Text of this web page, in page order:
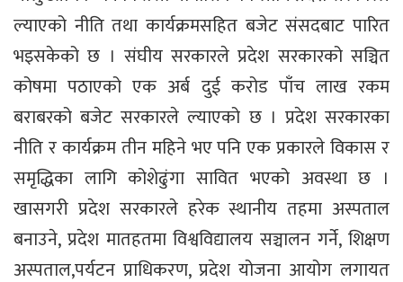
ल्याएको नीति तथा कार्यक्रमसहित बजेट संसदबाट पारित
भइसकेको छ । संघीय सरकारले प्रदेश सरकारको सञ्चित
कोषमा पठाएको एक अर्ब दुई करोड पाँच लाख रकम
बराबरको बजेट सरकारले ल्याएको छ । प्रदेश सरकारका
नीति र कार्यक्रम तीन महिने भए पनि एक प्रकारले विकास र
समृद्धिका लागि कोशेढुंगा सावित भएको अवस्था छ ।
खासगरी प्रदेश सरकारले हरेक स्थानीय तहमा अस्पताल
बनाउने, प्रदेश मातहतमा विश्वविद्यालय सञ्चालन गर्ने, शिक्षण
अस्पताल,पर्यटन प्राधिकरण, प्रदेश योजना आयोग लगायत